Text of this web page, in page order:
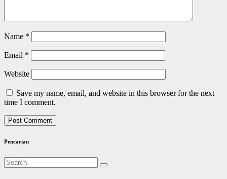
Name *
Email *
Website
Save my name, email, and website in this browser for the next
time I comment.
Pencarian